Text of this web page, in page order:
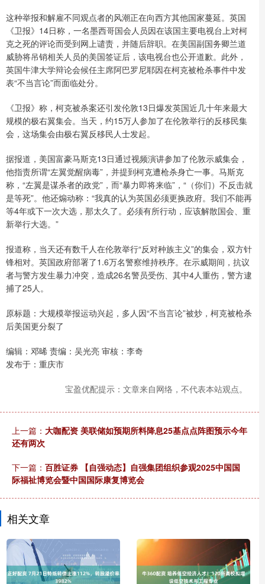
这种举报和解雇不同观点者的风潮正在向西方其他国家蔓延。英国
《卫报》14日称，一名墨西哥国会人员因在该国主要电视台上对柯
克之死的评论而受到网上谴责，并随后辞职。在美国副国务卿兰道
威胁将吊销相关人员的美国签证后，该电视台也公开道歉。此外，
英国牛津大学辩论会候任主席阿巴罗尼耶因在柯克被枪杀事件中发
表“不当言论”而面临处分。
《卫报》称，柯克被杀案还引发伦敦13日爆发英国近几十年来最大
规模的极右翼集会。当天，约15万人参加了在伦敦举行的反移民集
会，这场集会由极右翼反移民人士发起。
据报道，美国富豪马斯克13日通过视频演讲参加了伦敦示威集会，
他指责所谓“左翼觉醒病毒”，并提到柯克遭枪杀身亡一事。马斯克
称，“左翼是谋杀者的政党”，而“暴力即将来临”，“（你们）不反击就
是等死”。他还煽动称：“我真的认为英国必须更换政府。我们不能再
等4年或下一次大选，那太久了。必须有所行动，应该解散国会、重
新举行大选。”
报道称，当天还有数千人在伦敦举行“反对种族主义”的集会，双方针
锋相对。英国政府部署了1.6万名警察维持秩序。在示威期间，抗议
者与警方发生暴力冲突，造成26名警员受伤、其中4人重伤，警方逮
捕了25人。
原标题：大规模举报运动兴起，多人因“不当言论”被炒，柯克被枪杀
后美国更分裂了
编辑：邓晞 责编：吴光亮 审核：李奇
发布于：重庆市
宝盈优配提示：文章来自网络，不代表本站观点。
上一篇： 大咖配资 美联储如预期所料降息25基点点阵图预示今年
还有两次
下一篇： 百胜证券 【自强动态】自强集团组织参观2025中国国
际福祉博览会暨中国国际康复博览会
相关文章